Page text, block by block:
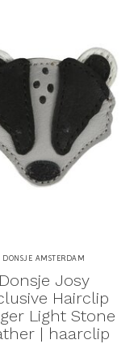
DONSJE AMSTERDAM
Donsje Josy
Hairclip
Light Stone
| haarclip